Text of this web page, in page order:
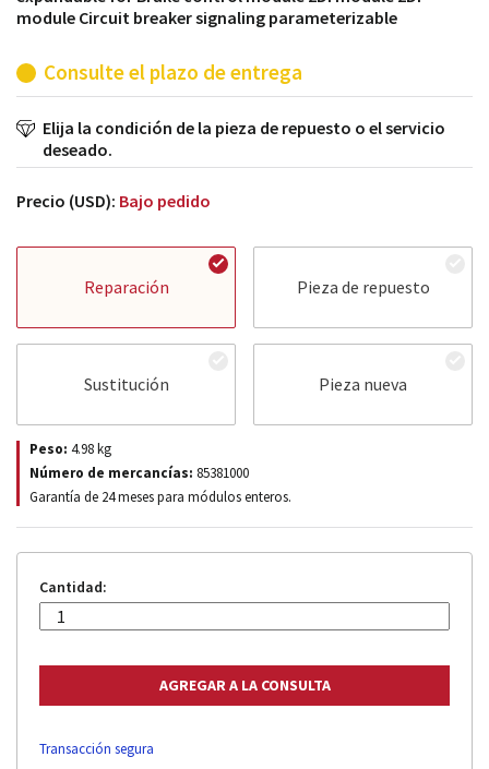
module Circuit breaker signaling parameterizable
Consulte el plazo de entrega
Elija la condición de la pieza de repuesto o el servicio
deseado.
Precio (USD): Bajo pedido
Reparación Pieza de repuesto
Sustitución Pieza nueva
Peso: 4.98kg
Número de mercancías: 85381000
Garantía de 24 meses para módulos enteros.
Cantidad:
Transacción segura